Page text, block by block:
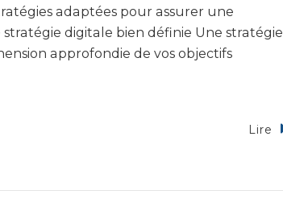
adaptées pour assurer une
digitale bien définie Une stratégie
approfondie de vos objectifs
Lire